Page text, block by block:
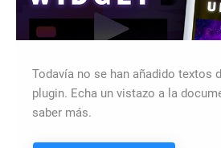
Todavía no se han añadido textos
plugin. Echa un vistazo a la
saber más.